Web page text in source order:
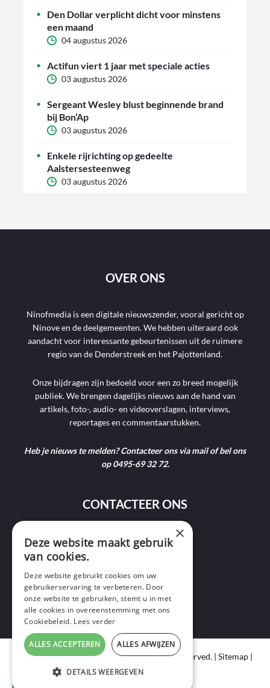
Den Dollar verplicht dicht voor minstens
een maand
04 augustus 2026
Actifun viert 1 jaar met speciale acties
03 augustus 2026
Sergeant Wesley blust beginnende brand
bij Bon’Ap
03 augustus 2026
Enkele rijrichting op gedeelte
Aalstersesteenweg
03 augustus 2026
OVER ONS
Ninofmedia is een digitale nieuwszender, vooral gericht op
Ninove en de deelgemeenten. We hebben uiteraard ook
aandacht voor interessante gebeurtenissen uit de ruimere
regio van de Denderstreek en het Pajottenland.
Onze bijdragen zijn bedoeld voor een zo breed mogelijk
publiek. We brengen dagelijks nieuws aan de hand van
artikels, foto-, audio- en videoverslagen, interviews,
reportages en commentaarstukken.
Heb je nieuws te melden? Contacteer ons via mail of bel ons
op 0495-69 32 72.
CONTACTEER ONS
9400 Ninove
+32 495 69 32 72
Copyright © 2020 Ninof Media. All Rights Reserved. | Sitemap|
Cookie Policy|Privacy Policy
×
Deze website maakt gebruik
van cookies.
Deze website gebruikt cookies om uw
gebruikerservaring te verbeteren. Door
onze website te gebruiken, stemt u in met
alle cookies in overeenstemming met ons
Cookiebeleid. Lees verder
ALLES ACCEPTEREN ALLES AFWIJZEN
DETAILS WEERGEVEN